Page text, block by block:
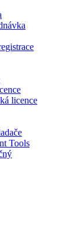
licence
Tools